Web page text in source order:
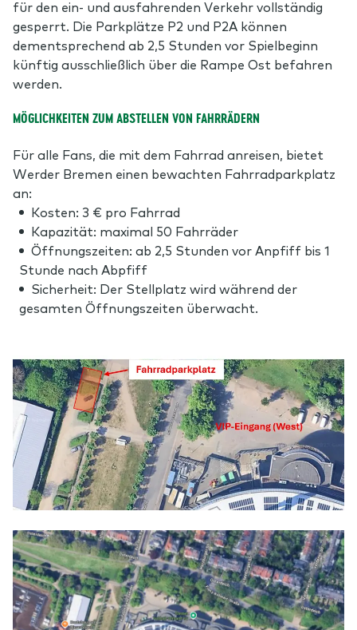
für den ein- und ausfahrenden Verkehr vollständig
gesperrt. Die Parkplätze P2 und P2A können
dementsprechend ab 2,5 Stunden vor Spielbeginn
künftig ausschließlich über die Rampe Ost befahren
werden.
MÖGLICHKEITEN ZUM ABSTELLEN VON FAHRRÄDERN
Für alle Fans, die mit dem Fahrrad anreisen, bietet
Werder Bremen einen bewachten Fahrradparkplatz
an:
Kosten: 3 € pro Fahrrad
Kapazität: maximal 50 Fahrräder
Öffnungszeiten: ab 2,5 Stunden vor Anpfiff bis 1
Stunde nach Abpfiff
Sicherheit: Der Stellplatz wird während der
gesamten Öffnungszeiten überwacht.